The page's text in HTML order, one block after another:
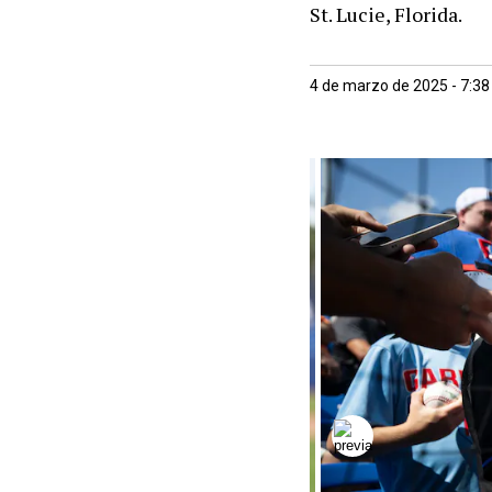
St. Lucie, Florida.
4 de marzo de 2025 -